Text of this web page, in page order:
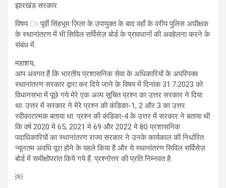
झारखंड सरकार.
विषय ः पूर्वी सिंहभूम ज़िला के उपायुक्त के बाद वहाँ के वरीय पुलिस अघीक्षक
के स्थानांतरण में भी सिविल सर्विसेज़ बोर्ड के प्रावधानों की अवहेलना करने के
संबंध में.
महाशय,
आप अवगत हैं कि भारतीय प्रशासनिक सेवा के अधिकारियों के अपरिपक्व
स्थानांतरण सरकार द्वारा कर दिये जाने के विषय में दिनांक 31.7.2023 को
विधानसभा में पूछे गये मेरे एक अल्प सूचित प्रश्न का उत्तर सरकार ने दिया
था. उत्तर में सरकार ने मेरे प्रश्न की कंडिका-1, 2 और 3 का उत्तर
स्वीकारात्मक बताया था. प्रश्न की कंडिका-4 के उत्तर में सरकार ने बताया थी
कि वर्ष 2020 मे 65, 2021 मे 69 और 2022 मे 80 प्रशासनिक
पदाधिकारियों का स्थानांतरण राज्य सरकार ने उनके कार्यकाल की निर्धारित
न्यूनतम अवधि पूरा होने के पहले किया है और ये स्थानांतरण सिविल सर्विसेज़
बोर्ड में समीक्षोपरांत किये गये हैं. प्रश्नोत्तर की प्रति निम्नवत है.
￼